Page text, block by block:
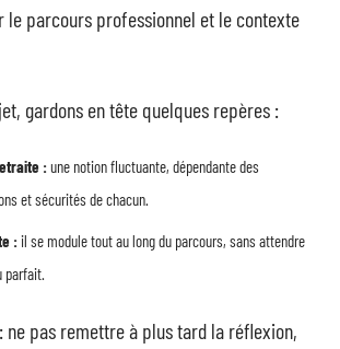
le parcours professionnel et le contexte
gardons en tête quelques repères :
:une notion fluctuante, dépendante des
et sécurités de chacun.
:il se module tout au long du parcours, sans attendre
parfait.
ne pas remettre à plus tard la réflexion,